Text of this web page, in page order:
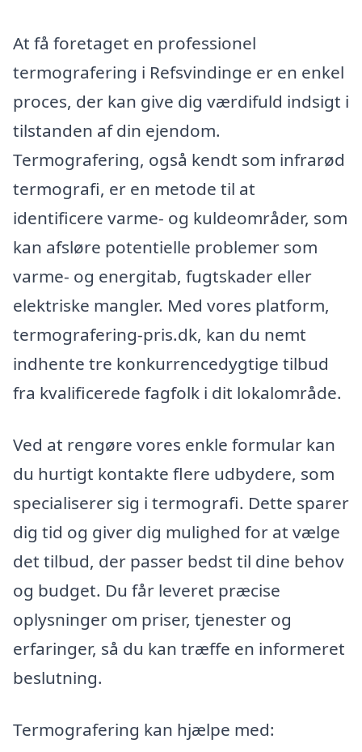
At få foretaget en professionel
termografering i Refsvindinge er en enkel
proces, der kan give dig værdifuld indsigt i
tilstanden af din ejendom.
Termografering, også kendt som infrarød
termografi, er en metode til at
identificere varme- og kuldeområder, som
kan afsløre potentielle problemer som
varme- og energitab, fugtskader eller
elektriske mangler. Med vores platform,
termografering-pris.dk, kan du nemt
indhente tre konkurrencedygtige tilbud
fra kvalificerede fagfolk i dit lokalområde.
Ved at rengøre vores enkle formular kan
du hurtigt kontakte flere udbydere, som
specialiserer sig i termografi. Dette sparer
dig tid og giver dig mulighed for at vælge
det tilbud, der passer bedst til dine behov
og budget. Du får leveret præcise
oplysninger om priser, tjenester og
erfaringer, så du kan træffe en informeret
beslutning.
Termografering kan hjælpe med: